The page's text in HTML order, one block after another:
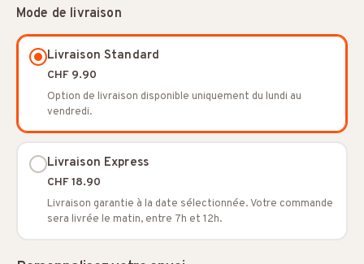
Mode de livraison
Livraison Standard
CHF 9.90
Option de livraison disponible uniquement du lundi au
vendredi.
Livraison Express
CHF 18.90
Livraison garantie à la date sélectionnée. Votre commande
sera livrée le matin, entre 7h et 12h.